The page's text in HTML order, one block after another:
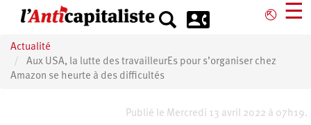
principal
⎋ ☰
Actualité
Aux USA, la lutte des travailleurEs pour s’organiser chez
Amazon se heurte à des difficultés
Publié le Mercredi 13 avril 2022 à 07h19.